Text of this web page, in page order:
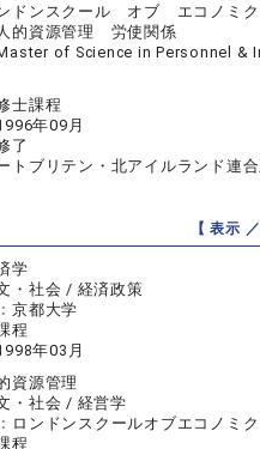
ドンスクール オブ エコノミク
的資源管理 労使関係
of Science in Personnel &
士課程
年09月
了
トブリテン・北アイルランド連
【 表示
学
・社会 / 経済政策
京都大学
程
年03月
資源管理
・社会 / 経営学
ロンドンスクールオブエコノミ
程